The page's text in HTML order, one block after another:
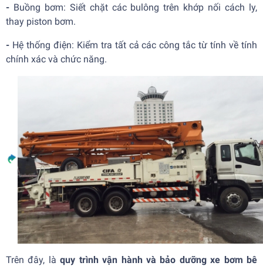
- Buồng bơm: Siết chặt các bulông trên khớp nối cách ly,
thay piston bơm.
- Hệ thống điện: Kiểm tra tất cả các công tắc từ tính về tính
chính xác và chức năng.
Trên đây, làquy trình vận hành và bảo dưỡng xe bơm bê